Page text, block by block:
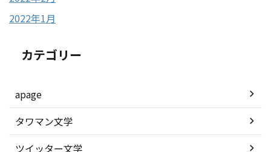
2022年1月
カテゴリー
apage
タワマン文学
ツイッター文学